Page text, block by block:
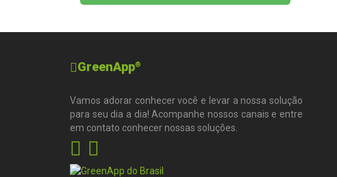
GreenApp®
Vamos adorar conhecer você e levar a nossa solução
para seu dia a dia! Acompanhe nossos canais e entre
em contato conhecer nossas soluções.